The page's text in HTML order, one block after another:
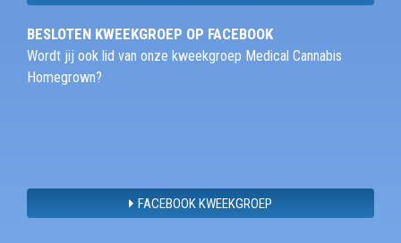
BESLOTEN KWEEKGROEP OP FACEBOOK
Wordt jij ook lid van onze kweekgroep Medical Cannabis
Homegrown?
FACEBOOK KWEEKGROEP